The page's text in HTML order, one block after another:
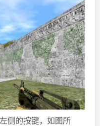
侧的按键，如图所